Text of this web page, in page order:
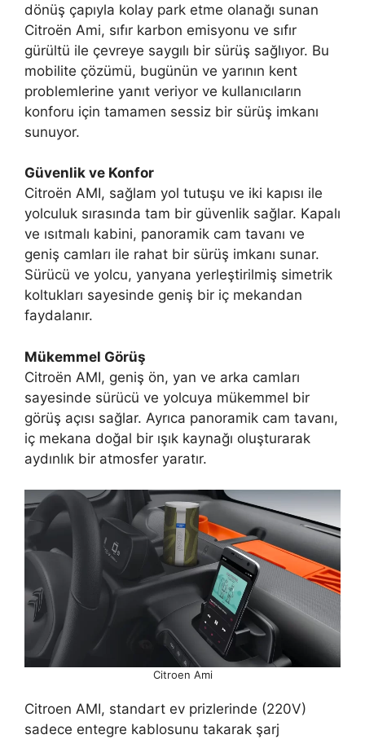
dönüş çapıyla kolay park etme olanağı sunan
Citroën Ami, sıfır karbon emisyonu ve sıfır
gürültü ile çevreye saygılı bir sürüş sağlıyor. Bu
mobilite çözümü, bugünün ve yarının kent
problemlerine yanıt veriyor ve kullanıcıların
konforu için tamamen sessiz bir sürüş imkanı
sunuyor.
Güvenlik ve Konfor
Citroën AMI, sağlam yol tutuşu ve iki kapısı ile
yolculuk sırasında tam bir güvenlik sağlar. Kapalı
ve ısıtmalı kabini, panoramik cam tavanı ve
geniş camları ile rahat bir sürüş imkanı sunar.
Sürücü ve yolcu, yanyana yerleştirilmiş simetrik
koltukları sayesinde geniş bir iç mekandan
faydalanır.
Mükemmel Görüş
Citroën AMI, geniş ön, yan ve arka camları
sayesinde sürücü ve yolcuya mükemmel bir
görüş açısı sağlar. Ayrıca panoramik cam tavanı,
iç mekana doğal bir ışık kaynağı oluşturarak
aydınlık bir atmosfer yaratır.
Citroen Ami
Citroen AMI, standart ev prizlerinde (220V)
sadece entegre kablosunu takarak şarj